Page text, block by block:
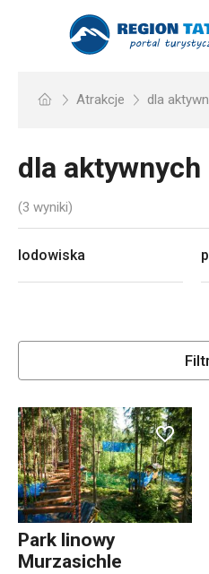
Atrakcje dla
dla aktywnych
(3 wyniki)
lodowiska
Park linowy
Murzasichle